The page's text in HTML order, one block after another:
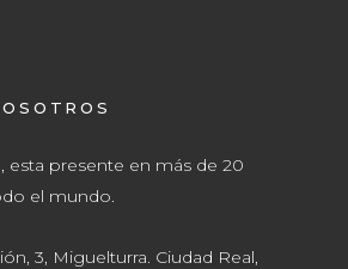
esta presente en más de 20
el mundo.
3, Miguelturra. Ciudad Real,